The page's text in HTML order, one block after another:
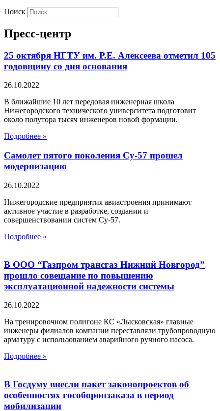
Поиск
Пресс-центр
25 октября НГТУ им. Р.Е. Алексеева отметил 105
годовщину со дня основания
26.10.2022
В ближайшие 10 лет передовая инженерная школа
Нижегородского технического университета подготовит
около полутора тысяч инженеров новой формации.
Подробнее »
Самолет пятого поколения Су-57 прошел
модернизацию
26.10.2022
Нижегородские предприятия авиастроения принимают
активное участие в разработке, создании и
совершенствовании систем Су-57.
Подробнее »
В ООО “Газпром трансгаз Нижний Новгород”
прошло совещание по повышению
эксплуатационной надежности системы
26.10.2022
На тренировочном полигоне КС «Лысковская» главные
инженеры филиалов компании переставляли трубопроводную
арматуру с использованием аварийного ручного насоса.
Подробнее »
В Госдуму внесли пакет законопроектов об
особенностях гособоронзаказа в период
мобилизации